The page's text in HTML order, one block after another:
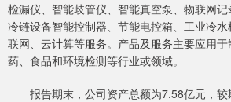
检漏仪、智能歧管仪、智能真空泵、物联网记
冷链设备智能控制器、节能电控箱、工业冷
联网、云计算等服务。产品及服务主要应用
药、食品和环境检测等行业或领域。
报告期末，公司资产总额为7.58亿元，较